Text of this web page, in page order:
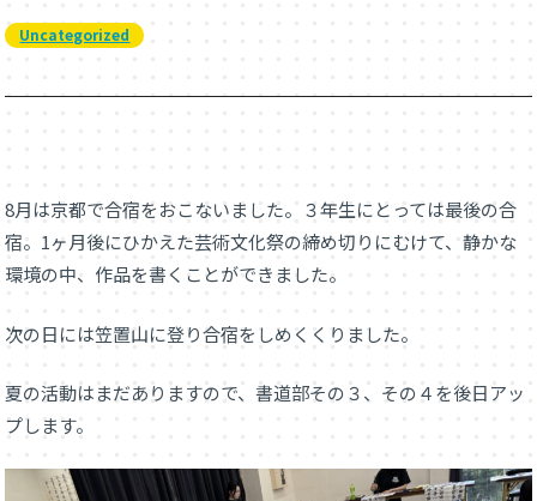
Uncategorized
8月は京都で合宿をおこないました。３年生にとっては最後の合
宿。1ヶ月後にひかえた芸術文化祭の締め切りにむけて、静かな
環境の中、作品を書くことができました。
次の日には笠置山に登り合宿をしめくくりました。
夏の活動はまだありますので、書道部その３、その４を後日アッ
プします。